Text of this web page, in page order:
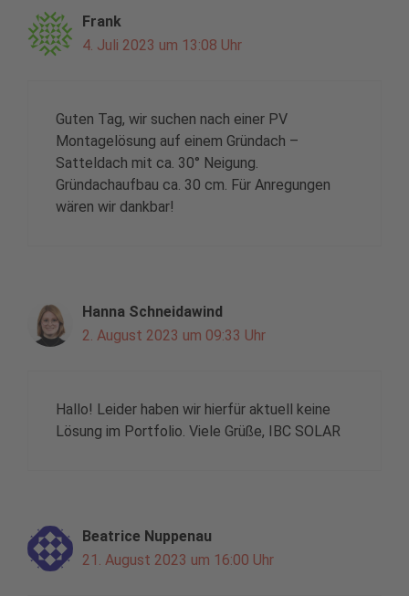
Frank
4. Juli 2023 um 13:08 Uhr
Guten Tag, wir suchen nach einer PV
Montagelösung auf einem Gründach –
Satteldach mit ca. 30° Neigung.
Gründachaufbau ca. 30 cm. Für Anregungen
wären wir dankbar!
Hanna Schneidawind
2. August 2023 um 09:33 Uhr
Hallo! Leider haben wir hierfür aktuell keine
Lösung im Portfolio. Viele Grüße, IBC SOLAR
Beatrice Nuppenau
21. August 2023 um 16:00 Uhr